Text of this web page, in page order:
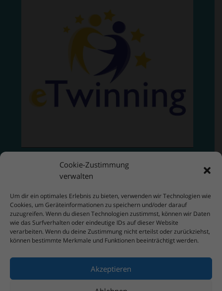
Cookie-Zustimmung
verwalten
Um dir ein optimales Erlebnis zu bieten, verwenden wir Technologien wie
Cookies, um Geräteinformationen zu speichern und/oder darauf
zuzugreifen. Wenn du diesen Technologien zustimmst, können wir Daten
wie das Surfverhalten oder eindeutige IDs auf dieser Website
verarbeiten. Wenn du deine Zustimmung nicht erteilst oder zurückziehst,
können bestimmte Merkmale und Funktionen beeinträchtigt werden.
Akzeptieren